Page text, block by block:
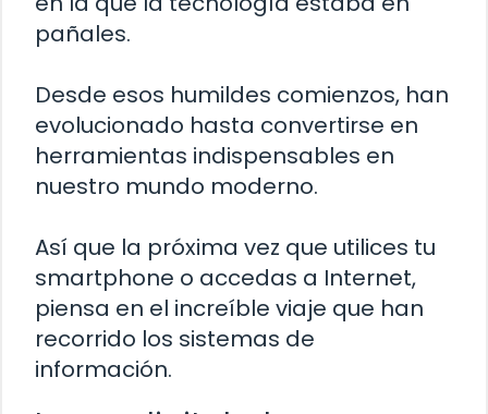
pañales.
Desde esos humildes comienzos, han
evolucionado hasta convertirse en
herramientas indispensables en
nuestro mundo moderno.
Así que la próxima vez que utilices tu
smartphone o accedas a Internet,
piensa en el increíble viaje que han
recorrido los sistemas de
información.